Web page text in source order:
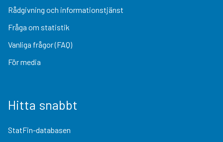
Rådgivning och informationstjänst
Fråga om statistik
Vanliga frågor (FAQ)
För media
Hitta snabbt
StatFin-databasen